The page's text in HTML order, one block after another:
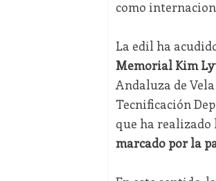
como
La edil ha
Memorial Kim
Andaluza de
Tecnificación
que ha realizado
marcado por la